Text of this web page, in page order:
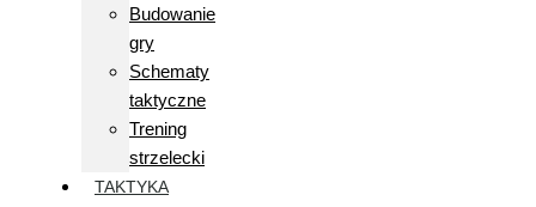
Budowanie
gry
Schematy
taktyczne
Trening
strzelecki
TAKTYKA